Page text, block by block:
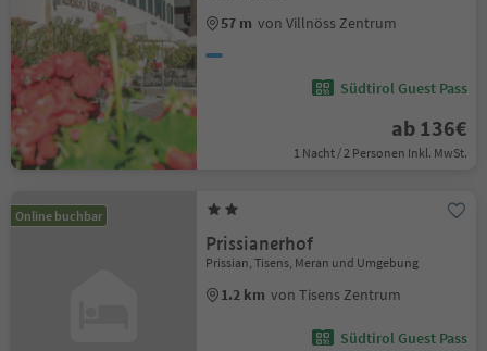
57 m von Villnöss Zentrum
Südtirol Guest Pass
ab 136€
1 Nacht / 2 Personen Inkl. MwSt.
Online buchbar
Prissianerhof
Prissian, Tisens, Meran und Umgebung
1.2 km von Tisens Zentrum
Südtirol Guest Pass